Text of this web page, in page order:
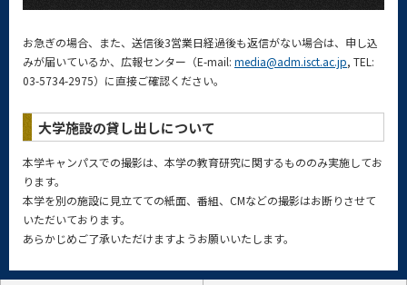
お急ぎの場合、また、送信後3営業日経過後も返信がない場合は、申し込
みが届いているか、広報センター（E-mail: media@adm.isct.ac.jp, TEL:
03-5734-2975）に直接ご確認ください。
大学施設の貸し出しについて
本学キャンパスでの撮影は、本学の教育研究に関するもののみ実施してお
ります。
本学を別の施設に見立てての紙面、番組、CMなどの撮影はお断りさせて
いただいております。
あらかじめご了承いただけますようお願いいたします。